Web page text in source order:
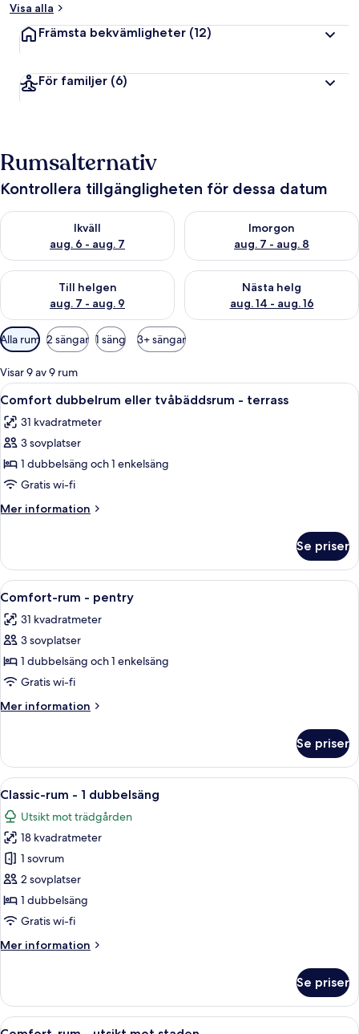
Visa alla
Främsta bekvämligheter (12)
För familjer (6)
Rumsalternativ
Kontrollera tillgängligheten för dessa datum
Ikväll
aug. 6 - aug. 7
Kontrollera tillgängligheten för ikväll aug. 6 - aug. 7
Imorgon
aug. 7 - aug. 8
Kontrollera tillgängligheten
Till helgen
aug. 7 - aug. 9
Kontrollera tillgängligheten för den här helgen aug. 7 - aug. 9
Nästa helg
aug. 14 - aug. 16
Kontrollera tillgängligheten
Tillgängliga
filter
för
rum
Alla rum 2 sängar 1 säng 3+ sängar
Visar 9 av 9 rum
Öppna
alla
foton
för
Comfort
dubbelrum
eller
tvåbäddsrum
terrass
Comfort dubbelrum eller
7
Comfort dubbelrum eller tvåbäddsrum - terrass
31 kvadratmeter
3 sovplatser
1 dubbelsäng och 1 enkelsäng
Gratis wi-fi
Mer information
Mer
dubbelrum
eller
tvåbäddsrum
terrass
Se priser
Öppna
alla
foton
för
Comfort-
rum
-
pentry
Comfort-rum - pentry |
5
Comfort-rum - pentry
31 kvadratmeter
3 sovplatser
1 dubbelsäng och 1 enkelsäng
Gratis wi-fi
Mer information
Mer
rum
pentry
Se priser
Öppna
alla
foton
för
Classic-
rum
-
1
Classic-rum - 1 dubbelsäng |
4
Classic-rum - 1 dubbelsäng
Utsikt mot trädgården
18 kvadratmeter
1 sovrum
2 sovplatser
1 dubbelsäng
Gratis wi-fi
Mer information
Mer
rum
1
Se priser
Öppna
Comfort-rum - utsikt mot staden |
4